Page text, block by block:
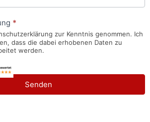
*
zur Kenntnis genommen. Ich
dass die dabei erhobenen Daten zu
werden.
Senden